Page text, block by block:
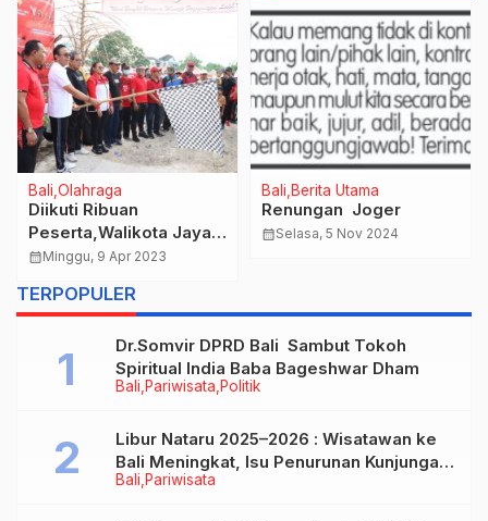
Bali Olahraga
Diikuti Ribuan
Peserta,Walikota Jaya
Negara Lepas Jalan
Kelurahan Peguyangan
calendar_monthMinggu, 9 Apr 2023
Bali Berita Utama
Renungan Joger
calendar_monthSelasa, 5 Nov 2024
TERPOPULER
Bali Pariwisata Politik
Dr.Somvir DPRD Bali Sambut Tokoh
Spiritual India Baba Bageshwar Dham
Bali Pariwisata
Libur Nataru 2025–2026 : Wisatawan ke
Bali Meningkat, Isu Penurunan Kunjungan
Tidak Benar